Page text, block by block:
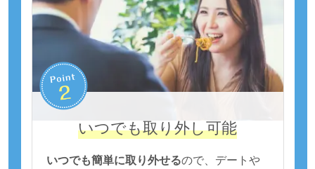
いつでも取り外し可能
いつでも簡単に取り外せるので、デートや